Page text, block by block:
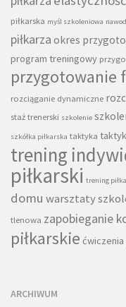
piłkarska myśl szkoleniowa
piłkarza okres
program treningowy
przygotowanie
rozciąganie dynamiczne
staż trenerski szkolenie
szkółka piłkarska taktyka
trening
piłkarski trening
domu warsztaty
tlenowa zapobieganie
piłkarskie ćwiczenia
ARCHIWUM